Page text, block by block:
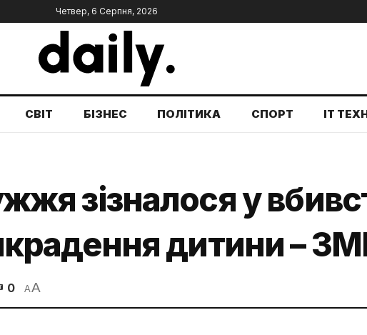
Четвер, 6 Серпня, 2026
СВІТ БІЗНЕС ПОЛІТИКА СПОРТ IT
зізналося у
дитини –
0 AA